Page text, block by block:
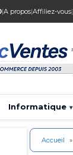
|A propos|Affiliez-vous|
Informatique ▾
Accueil »